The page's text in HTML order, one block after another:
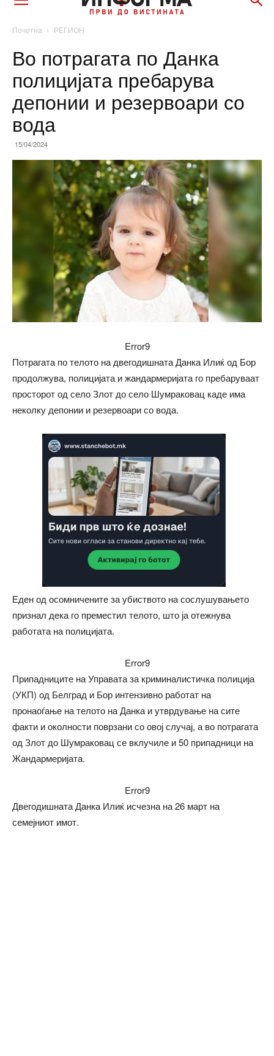
Почетна РЕГИОН
Во потрагата по Данка
полицијата пребарува
депонии и резервоари со
вода
15/04/2024
Error9
Потрагата по телото на двегодишната Данка Илиќ од Бор
продолжува, полицијата и жандармеријата го пребаруваат
просторот од село Злот до село Шумраковац каде има
неколку депонии и резервоари со вода.
Еден од осомничените за убиството на сослушувањето
признал дека го преместил телото, што ја отежнува
работата на полицијата.
Error9
Припадниците на Управата за криминалистичка полиција
(УКП) од Белград и Бор интензивно работат на
пронаоѓање на телото на Данка и утврдување на сите
факти и околности поврзани со овој случај, а во потрагата
од Злот до Шумраковац се вклучиле и 50 припадници на
Жандармеријата.
Error9
Двегодишната Данка Илиќ исчезна на 26 март на
семејниот имот.